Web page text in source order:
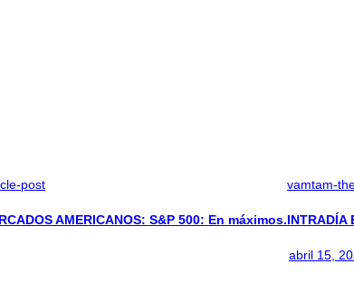
post
AMERICANOS: S&P 500: En máximos.
vamtam-
INTRADÍA
abril 15,